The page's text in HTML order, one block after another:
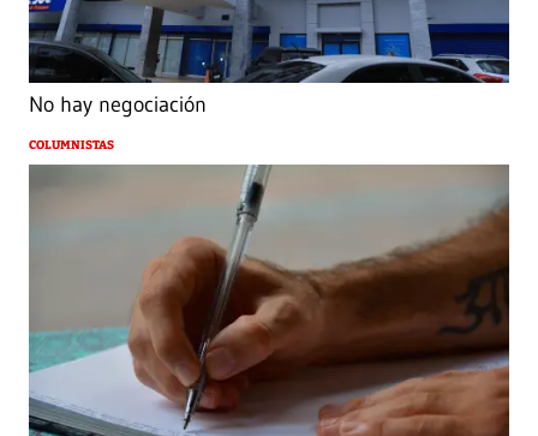
No hay negociación
COLUMNISTAS